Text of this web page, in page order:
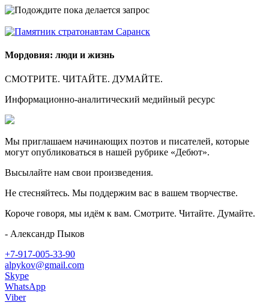
Мордовия: люди и жизнь
СМОТРИТЕ. ЧИТАЙТЕ. ДУМАЙТЕ.
Информационно-аналитический медийный ресурс
Мы приглашаем начинающих поэтов и писателей, которые
могут опубликоваться в нашей рубрике «Дебют».
Высылайте нам свои произведения.
Не стесняйтесь. Мы поддержим вас в вашем творчестве.
Короче говоря, мы идём к вам. Смотрите. Читайте. Думайте.
- Александр Пыков
+7-917-005-33-90
alpykov@gmail.com
Skype
WhatsApp
Viber